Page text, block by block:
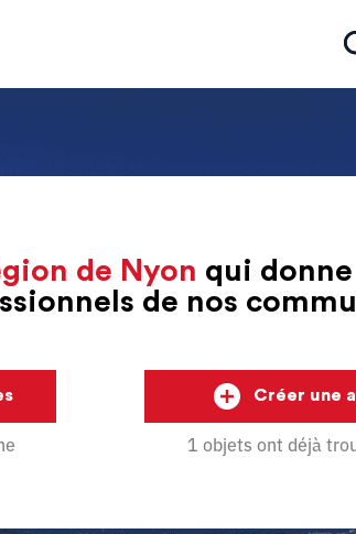
de Nyon qui
de nos
Créer une
1 objets ont déjà